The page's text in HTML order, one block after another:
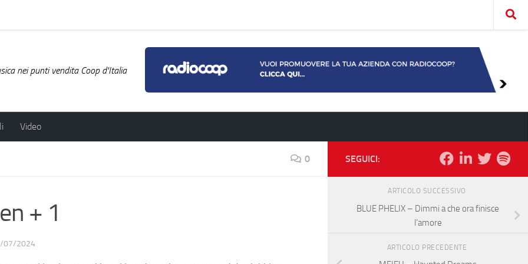
nei punti vendita Coop d'Italia
Video
0
+ 1
07/2024
SEGUICI:
ARTICOLO SUCCESSIVO
BLUE PHELIX – Dimmi a che ora finisce
l’amore
ARTICOLO PRECEDENTE